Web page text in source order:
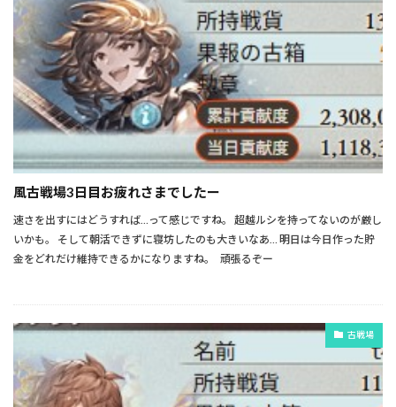
風古戦場3日目お疲れさまでしたー
速さを出すにはどうすれば…って感じですね。 超越ルシを持ってないのが厳し
いかも。 そして朝活できずに寝坊したのも大きいなあ… 明日は今日作った貯
金をどれだけ維持できるかになりますね。 頑張るぞー
古戦場